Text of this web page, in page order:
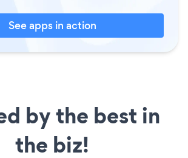
See apps in action
by the best in
the biz!